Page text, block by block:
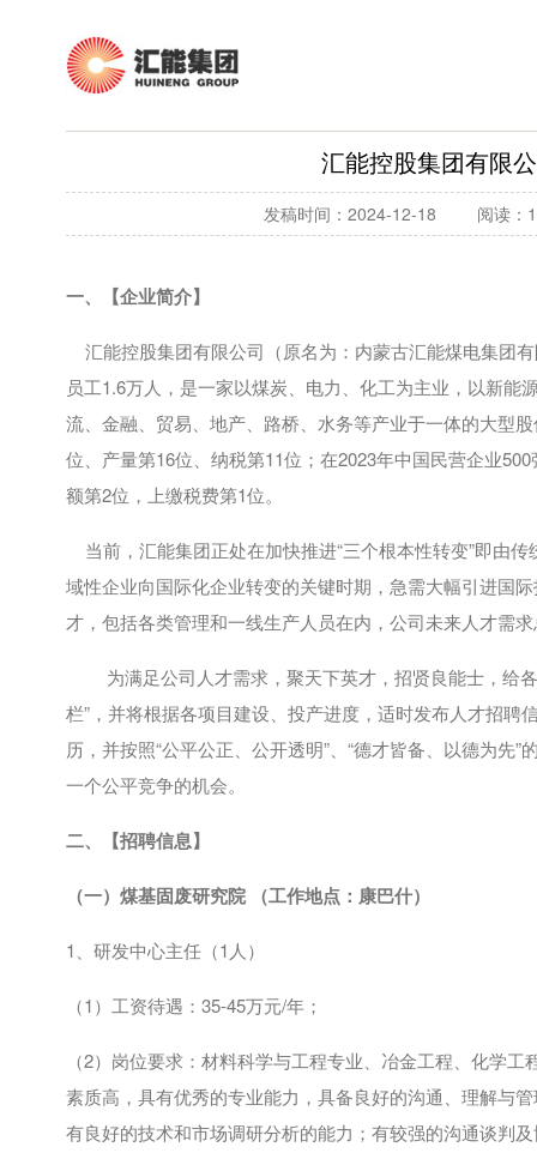
汇能控股集团有限
发稿时间：2024-12-18 阅读：
一、【企业简介】
汇能控股集团有限公司（原名为：内蒙古汇能煤电集团
员工1.6万人，是一家以煤炭、电力、化工为主业，以新能
流、金融、贸易、地产、路桥、水务等产业于一体的大型
位、产量第16位、纳税第11位；在2023年中国民营企业500
额第2位，上缴税费第1位。
当前，汇能集团正处在加快推进“三个根本性转变”即由
域性企业向国际化企业转变的关键时期，急需大幅引进国
才，包括各类管理和一线生产人员在内，公司未来人才需
为满足公司人才需求，聚天下英才，招贤良能士，给
栏”，并将根据各项目建设、投产进度，适时发布人才招
历，并按照“公平公正、公开透明”、“德才皆备、以德为先
一个公平竞争的机会。
二、【招聘信息】
（一） 煤基固废研究院 （工作地点：康巴什）
1、研发中心主任（1 人）
（1）工资待遇： 35-45万元/年；
（2）岗位要求：材料科学与工程专业、冶金工程、化学工
素质高，具有优秀的专业能力，具备良好的沟通、理解与
有良好的技术和市场调研分析的能力；有较强的沟通谈判